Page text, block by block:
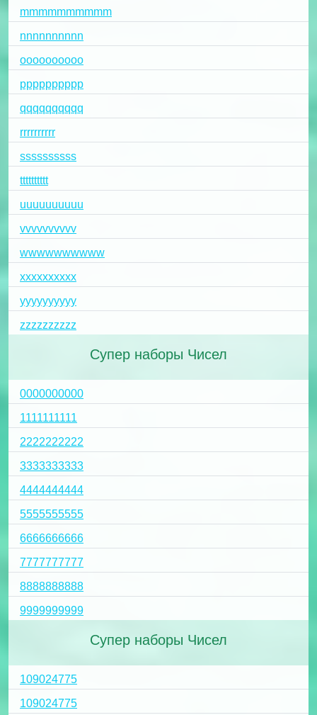
mmmmmmmmmm
nnnnnnnnnn
oooooooooo
pppppppppp
qqqqqqqqqq
rrrrrrrrrr
ssssssssss
tttttttttt
uuuuuuuuuu
vvvvvvvvvv
wwwwwwwwww
xxxxxxxxxx
yyyyyyyyyy
zzzzzzzzzz
Супер наборы Чисел
0000000000
1111111111
2222222222
3333333333
4444444444
5555555555
6666666666
7777777777
8888888888
9999999999
Супер наборы Чисел
109024775
109024775